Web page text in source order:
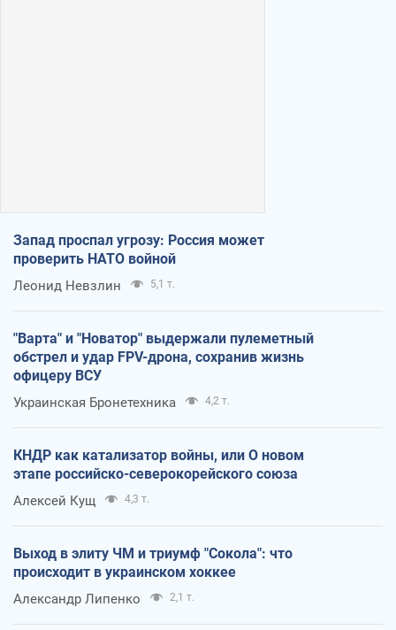
Запад проспал угрозу: Россия может
проверить НАТО войной
Леонид Невзлин 5,1 т.
"Варта" и "Новатор" выдержали пулеметный
обстрел и удар FPV-дрона, сохранив жизнь
офицеру ВСУ
Украинская Бронетехника 4,2 т.
КНДР как катализатор войны, или О новом
этапе российско-северокорейского союза
Алексей Кущ 4,3 т.
Выход в элиту ЧМ и триумф "Сокола": что
происходит в украинском хоккее
Александр Липенко 2,1 т.